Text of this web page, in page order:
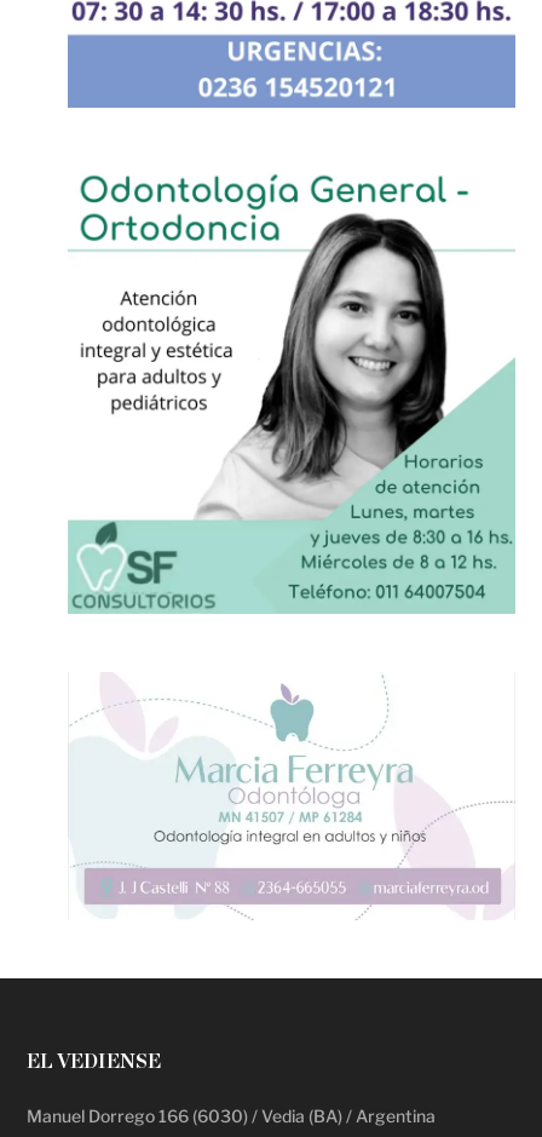
EL VEDIENSE
Manuel Dorrego 166 (6030) / Vedia (BA) / Argentina